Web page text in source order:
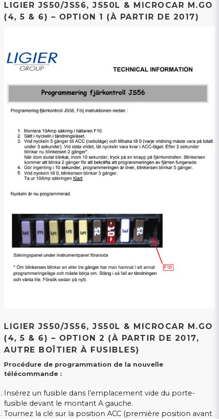
LIGIER JS50/JS56, JS50L & MICROCAR M.GO
(4, 5 & 6) – OPTION 1 (À PARTIR DE 2017)
LIGIER JS50/JS56, JS50L & MICROCAR M.GO
(4, 5 & 6) – OPTION 2 (À PARTIR DE 2017,
AUTRE BOÎTIER À FUSIBLES)
Procédure de programmation de la nouvelle
télécommande :
Insérez un fusible dans l’emplacement vide du porte-
fusible devant le montant A gauche.
Tournez la clé sur la position ACC (première position avant